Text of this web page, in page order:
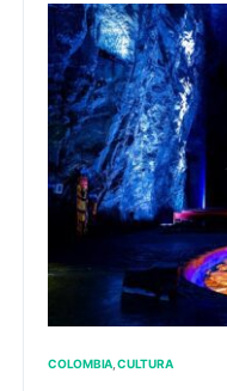
COLOMBIA CULTURA